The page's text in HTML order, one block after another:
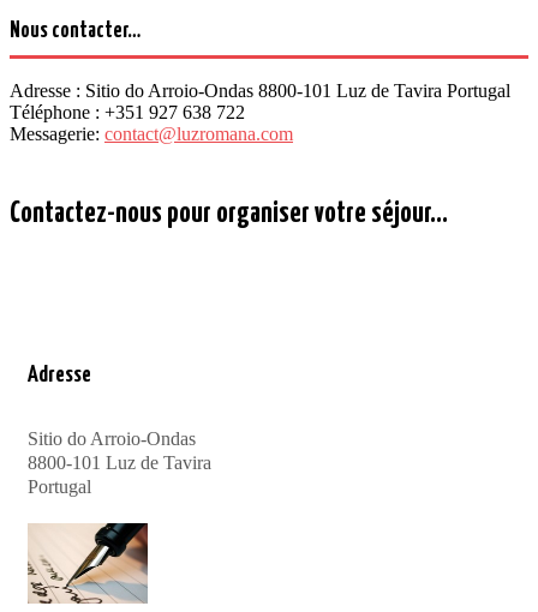
Nous contacter…
Adresse : Sitio do Arroio-Ondas 8800-101 Luz de Tavira Portugal
Téléphone : +351 927 638 722
Messagerie: contact@luzromana.com
Contactez-nous pour organiser votre séjour...
Adresse
Sitio do Arroio-Ondas
8800-101 Luz de Tavira
Portugal